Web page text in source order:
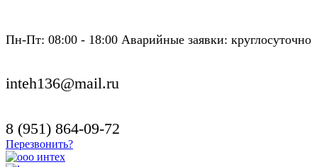
Пн-Пт: 08:00 - 18:00 Аварийные заявки: круглосуточно
inteh136@mail.ru
8 (951) 864-09-72
Перезвонить?